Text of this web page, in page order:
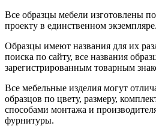
Все образцы мебели изготовлены
проекту в единственном экземпляре.
Образцы имеют названия для их
поиска по сайту, все названия
зарегистрированным товарным
Все мебельные изделия могут
образцов по цвету, размеру,
способами монтажа и
фурнитуры.